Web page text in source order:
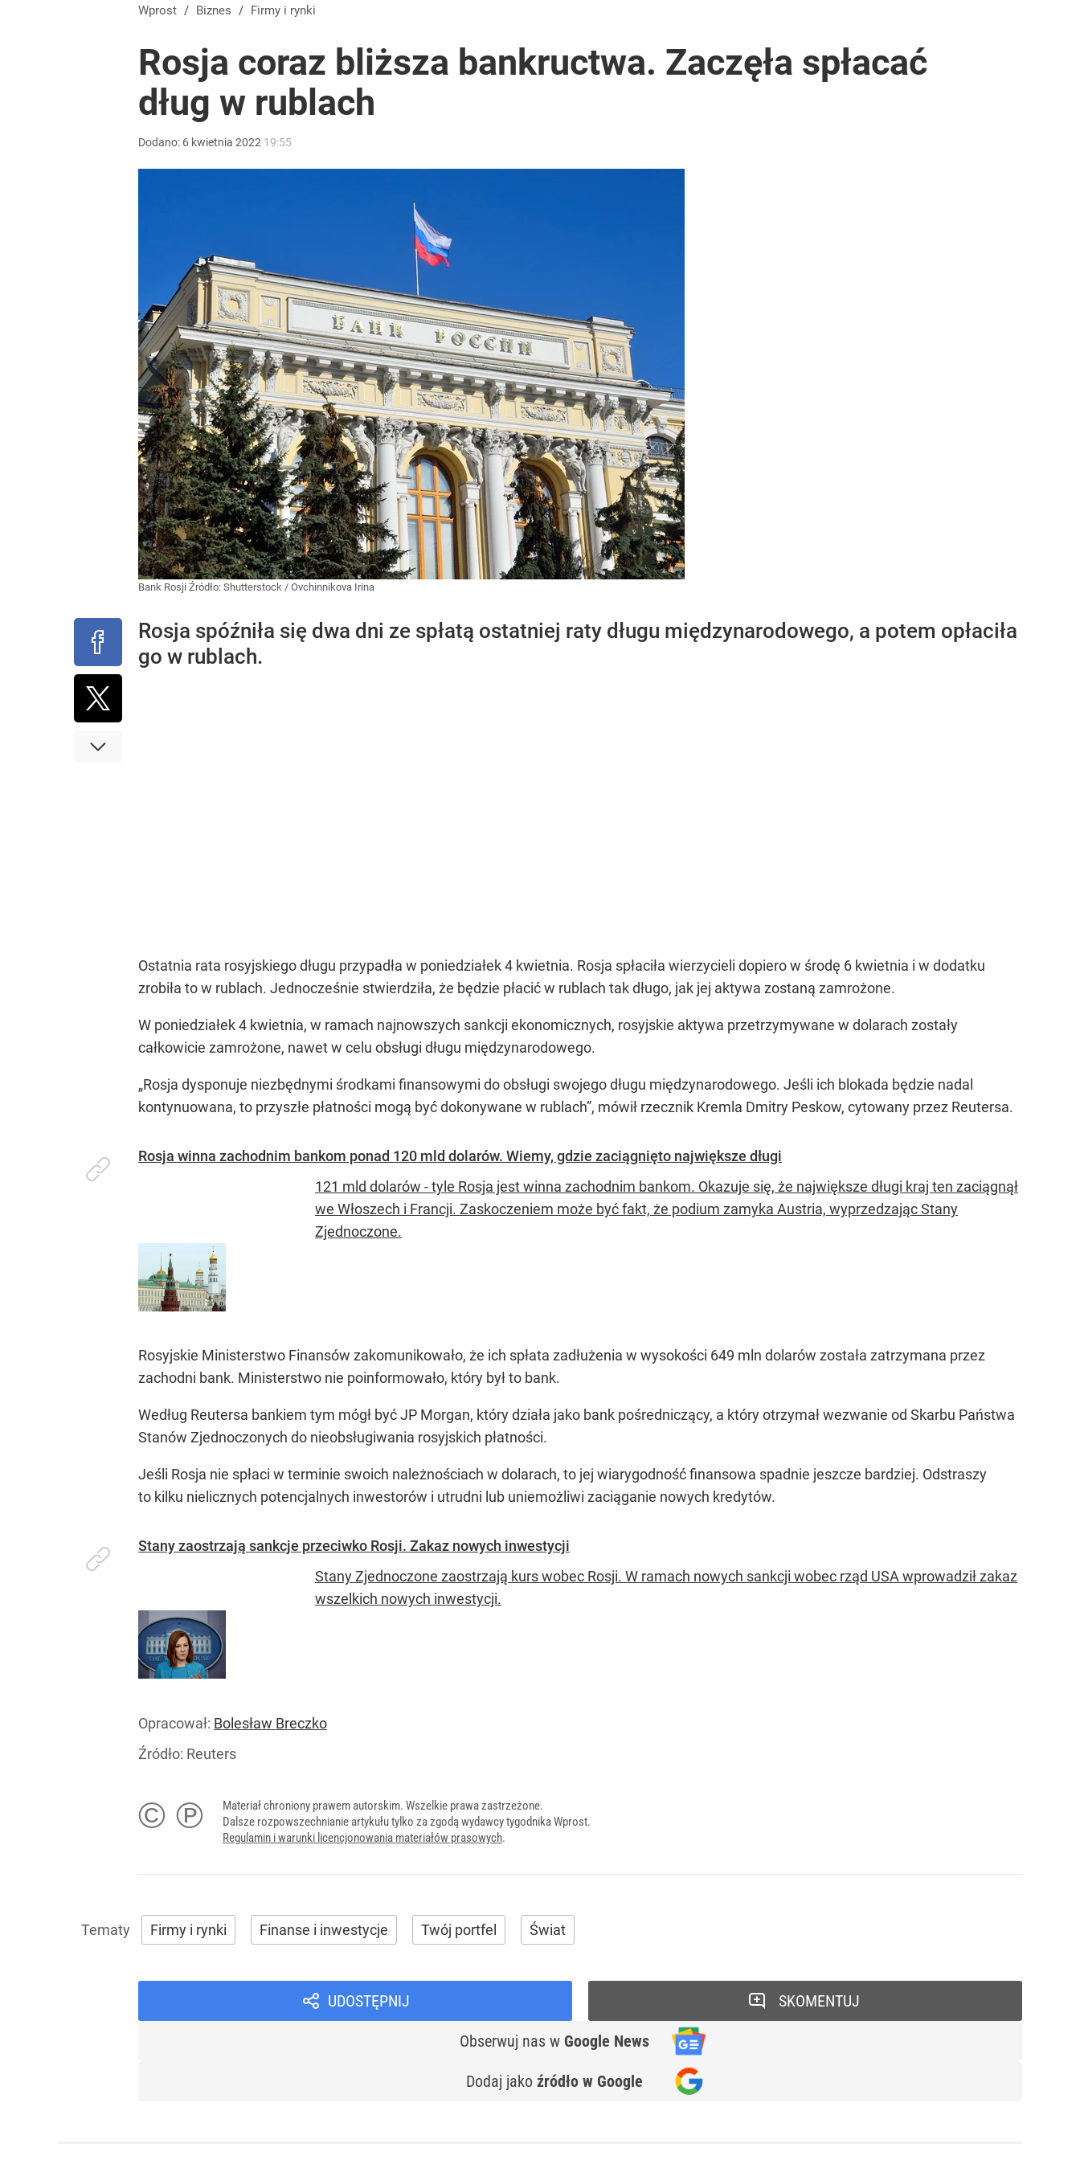
Wprost / Biznes / Firmy i rynki
Rosja coraz bliższa bankructwa. Zaczęła spłacać
dług w rublach
Dodano: 6 kwietnia 2022 19:55
Bank Rosji Źródło: Shutterstock / Ovchinnikova Irina
Rosja spóźniła się dwa dni ze spłatą ostatniej raty długu międzynarodowego, a potem opłaciła
go w rublach.
Ostatnia rata rosyjskiego długu przypadła w poniedziałek 4 kwietnia. Rosja spłaciła wierzycieli dopiero w środę 6 kwietnia i w dodatku
zrobiła to w rublach. Jednocześnie stwierdziła, że będzie płacić w rublach tak długo, jak jej aktywa zostaną zamrożone.
W poniedziałek 4 kwietnia, w ramach najnowszych sankcji ekonomicznych, rosyjskie aktywa przetrzymywane w dolarach zostały
całkowicie zamrożone, nawet w celu obsługi długu międzynarodowego.
„Rosja dysponuje niezbędnymi środkami finansowymi do obsługi swojego długu międzynarodowego. Jeśli ich blokada będzie nadal
kontynuowana, to przyszłe płatności mogą być dokonywane w rublach”, mówił rzecznik Kremla Dmitry Peskow, cytowany przez Reutersa.
Rosja winna zachodnim bankom ponad 120 mld dolarów. Wiemy, gdzie zaciągnięto największe długi
121 mld dolarów - tyle Rosja jest winna zachodnim bankom. Okazuje się, że największe długi kraj ten zaciągnął
we Włoszech i Francji. Zaskoczeniem może być fakt, że podium zamyka Austria, wyprzedzając Stany
Zjednoczone.
Rosyjskie Ministerstwo Finansów zakomunikowało, że ich spłata zadłużenia w wysokości 649 mln dolarów została zatrzymana przez
zachodni bank. Ministerstwo nie poinformowało, który był to bank.
Według Reutersa bankiem tym mógł być JP Morgan, który działa jako bank pośredniczący, a który otrzymał wezwanie od Skarbu Państwa
Stanów Zjednoczonych do nieobsługiwania rosyjskich płatności.
Jeśli Rosja nie spłaci w terminie swoich należnościach w dolarach, to jej wiarygodność finansowa spadnie jeszcze bardziej. Odstraszy
to kilku nielicznych potencjalnych inwestorów i utrudni lub uniemożliwi zaciąganie nowych kredytów.
Stany zaostrzają sankcje przeciwko Rosji. Zakaz nowych inwestycji
Stany Zjednoczone zaostrzają kurs wobec Rosji. W ramach nowych sankcji wobec rząd USA wprowadził zakaz
wszelkich nowych inwestycji.
Opracował: Bolesław Breczko
Źródło: Reuters
© ℗
Materiał chroniony prawem autorskim. Wszelkie prawa zastrzeżone.
Dalsze rozpowszechnianie artykułu tylko za zgodą wydawcy tygodnika Wprost.
Regulamin i warunki licencjonowania materiałów prasowych.
Firmy i rynki Finanse i inwestycje Twój portfel Świat
UDOSTĘPNIJ
Obserwuj nas w Google News
Dodaj jako źródło w Google
SKOMENTUJ